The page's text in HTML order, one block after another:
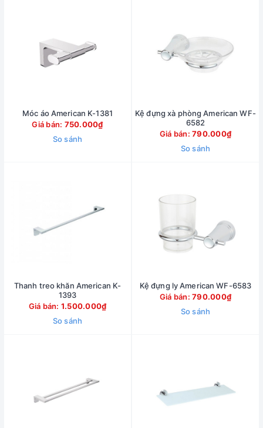
Móc áo American K-1381
Giá bán: 750.000₫
So sánh
Kệ đựng xà phòng American WF-
6582
Giá bán:790.000₫
So sánh
Thanh treo khăn American K-
1393
Giá bán: 1.500.000₫
So sánh
Kệ đựng ly American WF-6583
Giá bán:790.000₫
So sánh